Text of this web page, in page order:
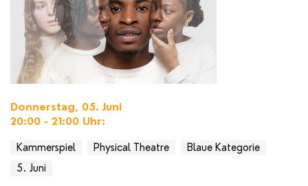
Donnerstag, 05. Juni
20:00 - 21:00 Uhr:
Kammerspiel Physical Theatre
Blaue Kategorie
5. Juni